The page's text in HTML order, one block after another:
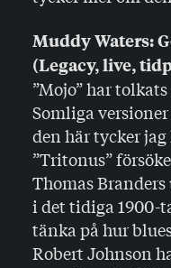
Muddy Waters:
(Legacy, live,
”Mojo” har
Somliga
den här tycker
”Tritonus”
Thomas
i det tidiga 1900-
tänka på hur
Robert Johnson